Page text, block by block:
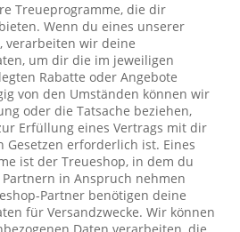
Treueprogramme, die dir
Wenn du eines unserer
verarbeiten wir deine
um dir die im jeweiligen
Rabatte oder Angebote
von den Umständen können wir
oder die Tatsache beziehen,
Erfüllung eines Vertrags mit dir
Gesetzen erforderlich ist. Eines
ist der Treueshop, in dem du
in Anspruch nehmen
Partner benötigen deine
für Versandzwecke. Wir können